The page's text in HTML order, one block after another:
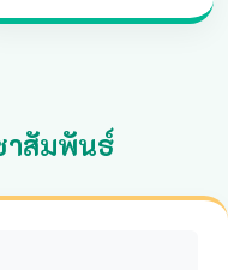
าสัมพันธ์